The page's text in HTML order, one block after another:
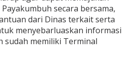
secara bersama,
dari Dinas terkait serta
menyebarluaskan informasi
sudah memiliki Terminal